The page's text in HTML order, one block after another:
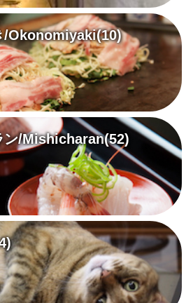
/Okonomiyaki(10)
ン/Mishicharan(52)